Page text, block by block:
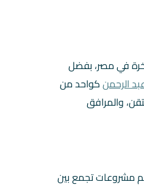
في مصر، بفضل
الرحمنكواحد من
والمرافق
مشروعات تجمع بين